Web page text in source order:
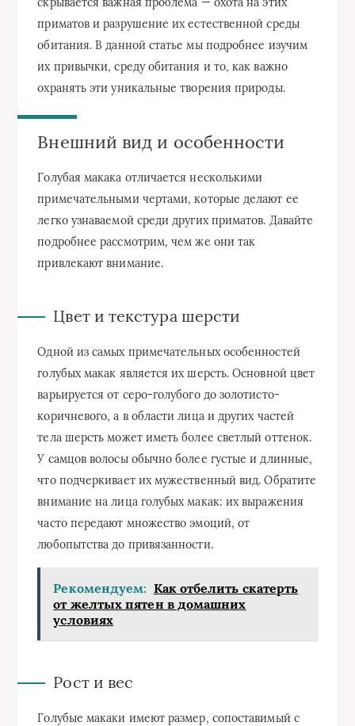
приматов и разрушение их естественной среды
обитания. В данной статье мы подробнее изучим
их привычки, среду обитания и то, как важно
охранять эти уникальные творения природы.
Внешний вид и особенности
Голубая макака отличается несколькими
примечательными чертами, которые делают ее
легко узнаваемой среди других приматов. Давайте
подробнее рассмотрим, чем же они так
привлекают внимание.
Цвет и текстура шерсти
Одной из самых примечательных особенностей
голубых макак является их шерсть. Основной цвет
варьируется от серо-голубого до золотисто-
коричневого, а в области лица и других частей
тела шерсть может иметь более светлый оттенок.
У самцов волосы обычно более густые и длинные,
что подчеркивает их мужественный вид. Обратите
внимание на лица голубых макак: их выражения
часто передают множество эмоций, от
любопытства до привязанности.
Рекомендуем: Как отбелить скатерть
от желтых пятен в домашних
условиях
Рост и вес
Голубые макаки имеют размер, сопоставимый с